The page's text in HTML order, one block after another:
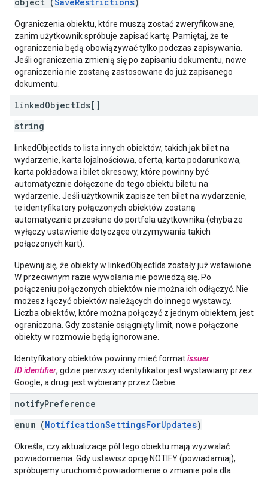
Ograniczenia obiektu, które muszą zostać zweryfikowane,
zanim użytkownik spróbuje zapisać kartę. Pamiętaj, że te
ograniczenia będą obowiązywać tylko podczas zapisywania.
Jeśli ograniczenia zmienią się po zapisaniu dokumentu, nowe
ograniczenia nie zostaną zastosowane do już zapisanego
dokumentu.
linkedObjectIds[]
string
linkedObjectIds to lista innych obiektów, takich jak bilet na
wydarzenie, karta lojalnościowa, oferta, karta podarunkowa,
karta pokładowa i bilet okresowy, które powinny być
automatycznie dołączone do tego obiektu biletu na
wydarzenie. Jeśli użytkownik zapisze ten bilet na wydarzenie,
te identyfikatory połączonych obiektów zostaną
automatycznie przesłane do portfela użytkownika (chyba że
wyłączy ustawienie dotyczące otrzymywania takich
połączonych kart).
Upewnij się, że obiekty w linkedObjectIds zostały już wstawione.
W przeciwnym razie wywołania nie powiedzą się. Po
połączeniu połączonych obiektów nie można ich odłączyć. Nie
możesz łączyć obiektów należących do innego wystawcy.
Liczba obiektów, które można połączyć z jednym obiektem, jest
ograniczona. Gdy zostanie osiągnięty limit, nowe połączone
obiekty w rozmowie będą ignorowane.
Identyfikatory obiektów powinny mieć formatissuer
IDidentifier, gdzie pierwszy identyfikator jest wystawiany przez
Google, a drugi jest wybierany przez Ciebie.
notifyPreference
enum (NotificationSettingsForUpdates)
Określa, czy aktualizacje pól tego obiektu mają wyzwalać
powiadomienia. Gdy ustawisz opcję NOTIFY (powiadamiaj),
spróbujemy uruchomić powiadomienie o zmianie pola dla